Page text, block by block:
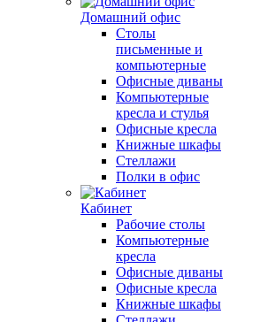
Домашний офис
Столы
письменные и
компьютерные
Офисные диваны
Компьютерные
кресла и стулья
Офисные кресла
Книжные шкафы
Стеллажи
Полки в офис
Кабинет
Рабочие столы
Компьютерные
кресла
Офисные диваны
Офисные кресла
Книжные шкафы